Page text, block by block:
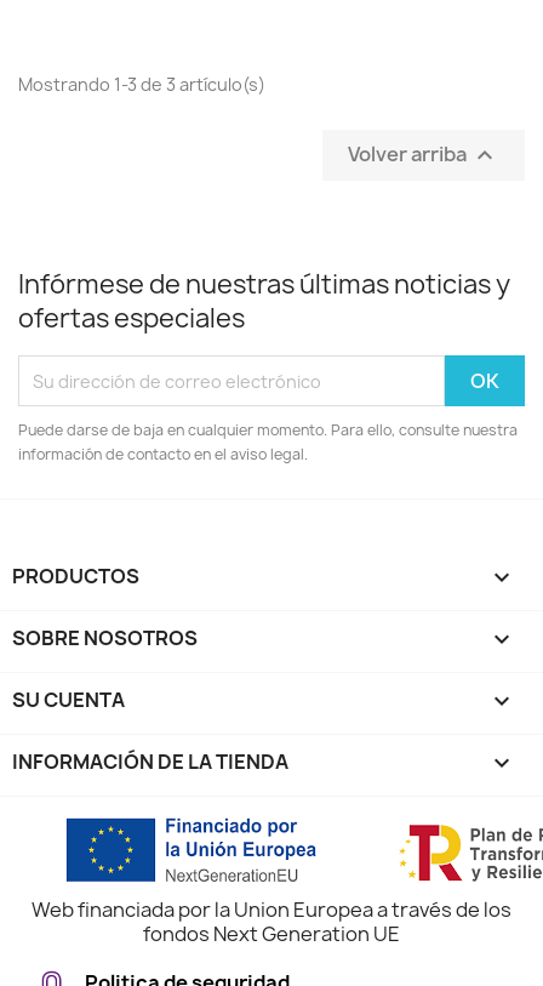
Mostrando 1-3 de 3 artículo(s)
Volver arriba 
Infórmese de nuestras últimas noticias y
ofertas especiales
Puede darse de baja en cualquier momento. Para ello, consulte nuestra
información de contacto en el aviso legal.
PRODUCTOS 
SOBRE NOSOTROS 
SU CUENTA 
INFORMACIÓN DE LA TIENDA keyboard_arrow_down
Web financiada por la Union Europea a través de los
fondos Next Generation UE